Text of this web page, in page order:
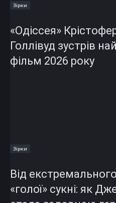
Зірки
«Одіссея»
Голлівуд зустрів
фільм 2026 року
Зірки
Від
«голої» сукні: як